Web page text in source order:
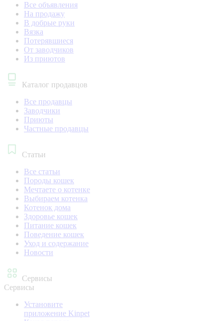
Все объявления
На продажу
В добрые руки
Вязка
Потерявшиеся
От заводчиков
Из приютов
Каталог продавцов
Все продавцы
Заводчики
Приюты
Частные продавцы
Статьи
Все статьи
Породы кошек
Мечтаете о котенке
Выбираем котенка
Котенок дома
Здоровье кошек
Питание кошек
Поведение кошек
Уход и содержание
Новости
Сервисы
Сервисы
Установите
приложение Kinpet